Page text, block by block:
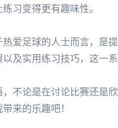
习变得更有趣味性。
爱足球的人士而言，是
及实用练习技巧，这一
不论是在讨论比赛还是
来的乐趣吧！